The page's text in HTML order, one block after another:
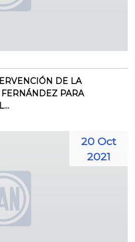
DE LA
PARA
20 Oct
2021